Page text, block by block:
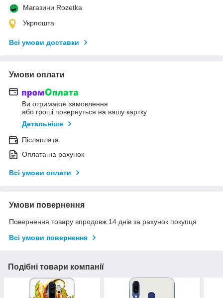
Магазини Rozetka
Укрпошта
Всі умови доставки
Умови оплати
Ви отримаєте замовлення
або гроші повернуться на вашу картку
Детальніше
Післяплата
Оплата на рахунок
Всі умови оплати
Умови повернення
Повернення товару впродовж 14 днів за рахунок покупця
Всі умови повернення
Подібні товари компанії